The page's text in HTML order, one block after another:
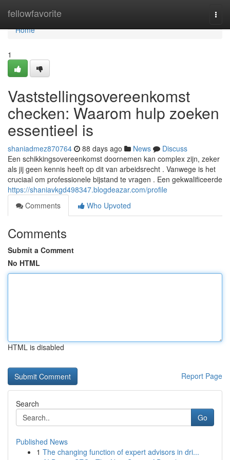
fellowfavorite
Home
Home
1
Vaststellingsovereenkomst
checken: Waarom hulp zoeken
essentieel is
shaniadmez870764 88 days ago News
Discuss
Een schikkingsovereenkomst doornemen kan complex zijn, zeker
als jij geen kennis heeft op dit van arbeidsrecht . Vanwege is het
cruciaal om professionele bijstand te vragen . Een gekwalificeerde
https://shaniavkgd498347.blogdeazar.com/profile
Comments
Who Upvoted
Comments
Submit a Comment
No HTML
HTML is disabled
Report Page
Search
Go
Published News
1 The changing function of expert advisors in dri...